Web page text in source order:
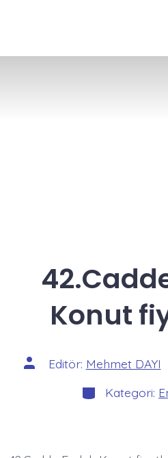
Konut
Yazının
yazarı
Editör: Mehmet DAYI
Kategoriler
Kategori: